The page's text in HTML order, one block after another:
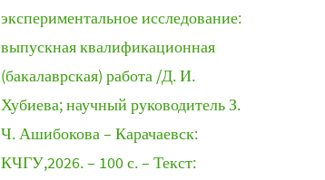
экспериментальное исследование:
выпускная квалификационная
(бакалаврская) работа /Д. И.
Хубиева; научный руководитель З.
Ч. Ашибокова – Карачаевск:
КЧГУ,2026. – 100 с. – Текст: